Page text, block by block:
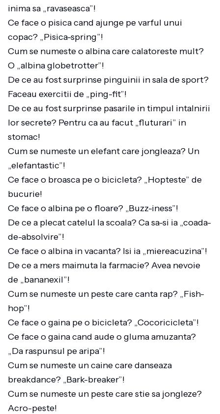
inima sa „ravaseasca”!
Ce face o pisica cand ajunge pe varful unui
copac? „Pisica-spring”!
Cum se numeste o albina care calatoreste mult?
O „albina globetrotter”!
De ce au fost surprinse pinguinii in sala de sport?
Faceau exercitii de „ping-fit”!
De ce au fost surprinse pasarile in timpul intalnirii
lor secrete? Pentru ca au facut „fluturari” in
stomac!
Cum se numeste un elefant care jongleaza? Un
„elefantastic”!
Ce face o broasca pe o bicicleta? „Hopteste” de
bucurie!
Ce face o albina pe o floare? „Buzz-iness”!
De ce a plecat catelul la scoala? Ca sa-si ia „coada-
de-absolvire”!
Ce face o albina in vacanta? Isi ia „miereacuzina”!
De ce a mers maimuta la farmacie? Avea nevoie
de „bananexil”!
Cum se numeste un peste care canta rap? „Fish-
hop”!
Ce face o gaina pe o bicicleta? „Cocoricicleta”!
Ce face o gaina cand aude o gluma amuzanta?
„Da raspunsul pe aripa”!
Cum se numeste un caine care danseaza
breakdance? „Bark-breaker”!
Cum se numeste un peste care stie sa jongleze?
Acro-peste!